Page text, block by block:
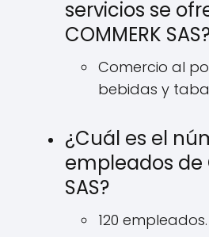
servicios se
COMMERK
Comercio al
bebidas y
¿Cuál es el
empleados de
SAS?
120 empleados.